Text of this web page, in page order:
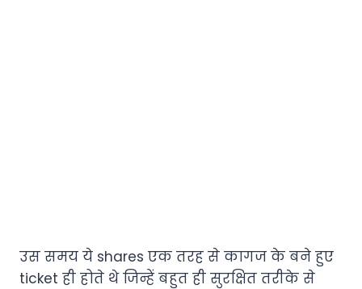
उस समय ये shares एक तरह से कागज के बने हुए
ticket ही होते थे जिन्हें बहुत ही सुरक्षित तरीके से